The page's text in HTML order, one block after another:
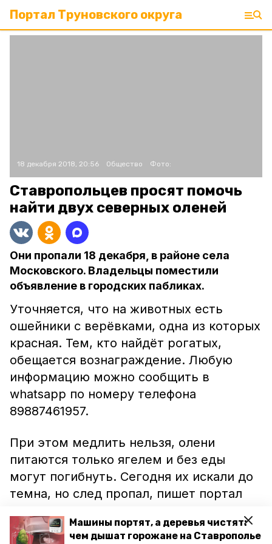
Машины портят, а деревья чистят:
чем дышат горожане на Ставрополье
Портал Труновского округа
18 декабря 2018, 20:56 Общество Фото:
Ставропольцев просят помочь
найти двух северных оленей
Они пропали 18 декабря, в районе села
Московского. Владельцы поместили
объявление в городских пабликах.
Уточняется, что на животных есть
ошейники с верёвками, одна из которых
красная. Тем, кто найдёт рогатых,
обещается вознаграждение. Любую
информацию можно сообщить в
whatsapp по номеру телефона
89887461957.
При этом медлить нельзя, олени
питаются только ягелем и без еды
могут погибнуть. Сегодня их искали до
темна, но след пропал, пишет портал